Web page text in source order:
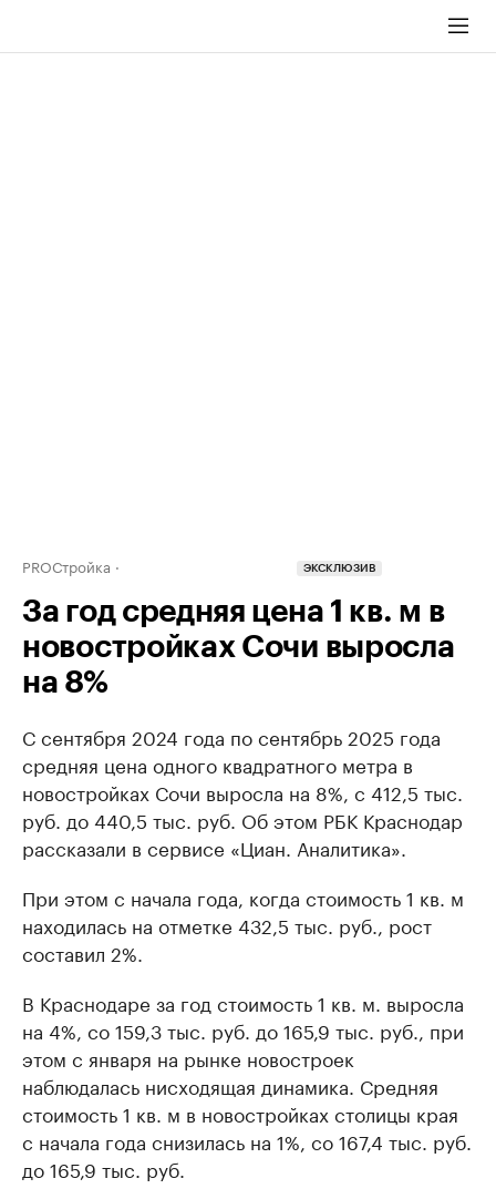
PROСтройка ЭКСКЛЮЗИВ
За год средняя цена 1 кв. м в
новостройках Сочи выросла
на 8%
С сентября 2024 года по сентябрь 2025 года
средняя цена одного квадратного метра в
новостройках Сочи выросла на 8%, с 412,5 тыс.
руб. до 440,5 тыс. руб. Об этом РБК Краснодар
рассказали в сервисе «Циан. Аналитика».
При этом с начала года, когда стоимость 1 кв. м
находилась на отметке 432,5 тыс. руб., рост
составил 2%.
В Краснодаре за год стоимость 1 кв. м. выросла
на 4%, со 159,3 тыс. руб. до 165,9 тыс. руб., при
этом с января на рынке новостроек
наблюдалась нисходящая динамика. Средняя
стоимость 1 кв. м в новостройках столицы края
с начала года снизилась на 1%, со 167,4 тыс. руб.
до 165,9 тыс. руб.